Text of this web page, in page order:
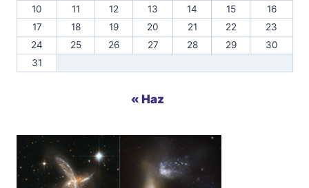
10
11 12 13 14 15
16
17
18 19 20 21 22
23
24
25 26 27 28 29
30
31
« Haz